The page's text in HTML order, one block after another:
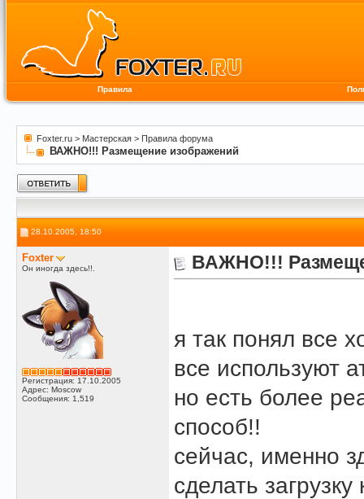
Правила
Foxter.ru > Мастерская > Правила форума
ВАЖНО!!! Размещение изображений
28.10.2005, 18:50
Foxter
Он иногда здесь!!.
Регистрация: 17.10.2005
Адрес: Moscow
Сообщения: 1,519
ВАЖНО!!!
я так понял все
все используют
но есть более
способ!!
сейчас, именно
сделать